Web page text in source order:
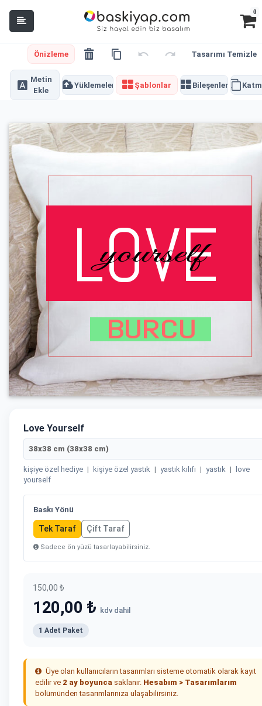
0
Önizleme Tasarımı Temizle
Metin
Ekle
Yüklemeler Şablonlar Bileşenler
Love Yourself
38x38 cm (38x38 cm)
kişiye özel hediye | kişiye özel yastık | yastık kılıfı | yastık |
love
yourself
Baskı Yönü
Tek Taraf Çift Taraf
Sadece ön yüzü tasarlayabilirsiniz.
150,00 ₺
120,00 ₺ kdv dahil
1 Adet Paket
Üye olan kullanıcıların tasarımları sisteme otomatik olarak kayıt
edilir ve 2 ay boyunca saklanır. Hesabım > Tasarımlarım
bölümünden tasarımlarınıza ulaşabilirsiniz.